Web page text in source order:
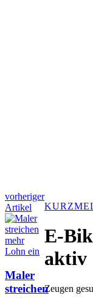
vorheriger
Artikel
Maler
streichen
E-
aktiv
Zeugen